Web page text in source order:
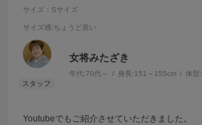
サイズ：Sサイズ
サイズ感:ちょうど良い
女将みたざき
年代:70代～ 身長:151～155cm 体型:
Youtubeでもご紹介させていただきました。